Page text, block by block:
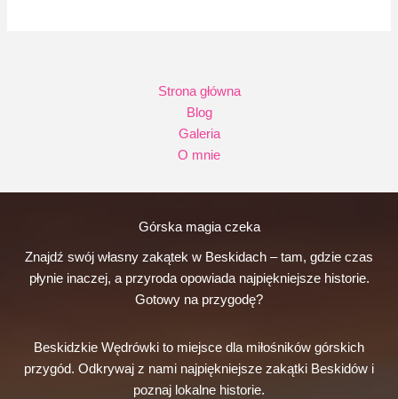
Strona główna
Blog
Galeria
O mnie
Górska magia czeka
Znajdź swój własny zakątek w Beskidach – tam, gdzie czas
płynie inaczej, a przyroda opowiada najpiękniejsze historie.
Gotowy na przygodę?
Beskidzkie Wędrówki to miejsce dla miłośników górskich
przygód. Odkrywaj z nami najpiękniejsze zakątki Beskidów i
poznaj lokalne historie.